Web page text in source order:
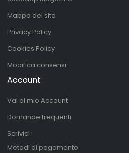
Mappa del sito
Privacy Policy
Cookies Policy
Modifica consensi
Account
Vai al mio Account
Domande frequenti
Scrivici
Metodi di pagamento